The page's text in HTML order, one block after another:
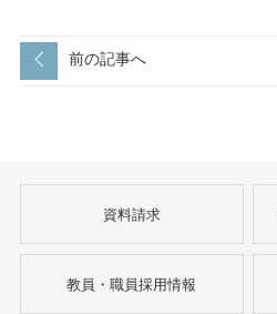
前の記事へ
資料請求
教員・職員採用情報